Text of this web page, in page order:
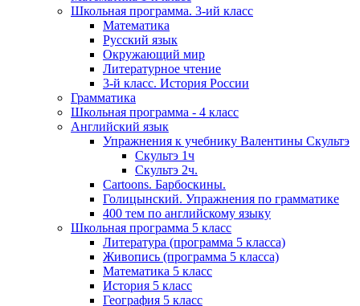
Школьная программа. 3-ий класс
Математика
Русский язык
Окружающий мир
Литературное чтение
3-й класс. История России
Грамматика
Школьная программа - 4 класс
Английский язык
Упражнения к учебнику Валентины Скультэ
Скультэ 1ч
Скультэ 2ч.
Cartoons. Барбоскины.
Голицынский. Упражнения по грамматике
400 тем по английскому языку
Школьная программа 5 класс
Литература (программа 5 класса)
Живопись (программа 5 класса)
Математика 5 класс
История 5 класс
География 5 класс